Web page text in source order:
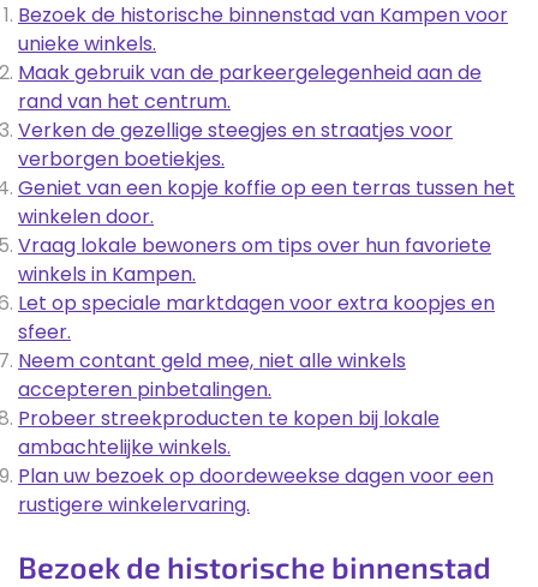
Bezoek de historische binnenstad van Kampen voor
unieke winkels.
Maak gebruik van de parkeergelegenheid aan de
rand van het centrum.
Verken de gezellige steegjes en straatjes voor
verborgen boetiekjes.
Geniet van een kopje koffie op een terras tussen het
winkelen door.
Vraag lokale bewoners om tips over hun favoriete
winkels in Kampen.
Let op speciale marktdagen voor extra koopjes en
sfeer.
Neem contant geld mee, niet alle winkels
accepteren pinbetalingen.
Probeer streekproducten te kopen bij lokale
ambachtelijke winkels.
Plan uw bezoek op doordeweekse dagen voor een
rustigere winkelervaring.
Bezoek de historische binnenstad